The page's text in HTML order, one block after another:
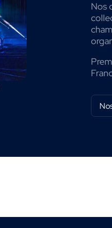
Nos